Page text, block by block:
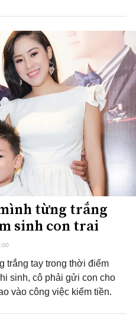
từng trắng
sinh con trai
trắng tay trong thời điểm
sinh, cô phải gửi con cho
vào công việc kiếm tiền.